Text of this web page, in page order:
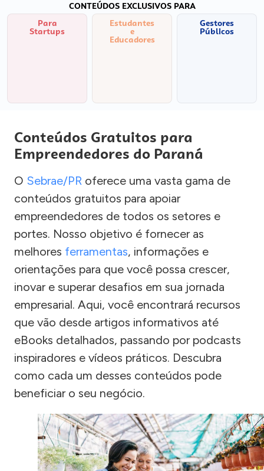
CONTEÚDOS EXCLUSIVOS PARA
Para
Startups
Estudantes
e
Educadores
Gestores
Públicos
Conteúdos Gratuitos para
Empreendedores do Paraná
O Sebrae/PR oferece uma vasta gama de
conteúdos gratuitos para apoiar
empreendedores de todos os setores e
portes. Nosso objetivo é fornecer as
melhores ferramentas, informações e
orientações para que você possa crescer,
inovar e superar desafios em sua jornada
empresarial. Aqui, você encontrará recursos
que vão desde artigos informativos até
eBooks detalhados, passando por podcasts
inspiradores e vídeos práticos. Descubra
como cada um desses conteúdos pode
beneficiar o seu negócio.